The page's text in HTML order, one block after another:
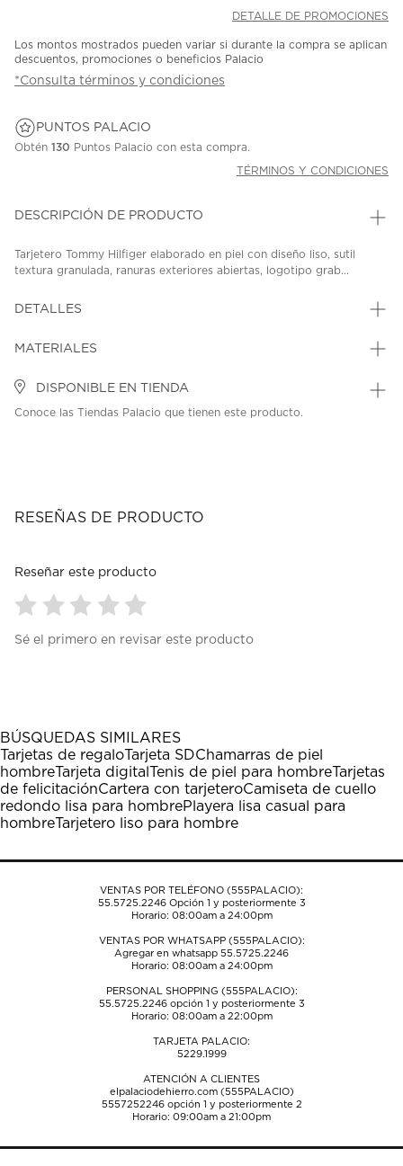
DETALLE DE PROMOCIONES
Los montos mostrados pueden variar si durante la compra se aplican
descuentos, promociones o beneficios Palacio
*Consulta términos y condiciones
PUNTOS PALACIO
Obtén 130 Puntos Palacio con esta compra.
TÉRMINOS Y CONDICIONES
DESCRIPCIÓN DE PRODUCTO
Tarjetero Tommy Hilfiger elaborado en piel con diseño liso, sutil
textura granulada, ranuras exteriores abiertas, logotipo grab...
DETALLES
MATERIALES
DISPONIBLE EN TIENDA
Conoce las Tiendas Palacio que tienen este producto.
RESEÑAS DE PRODUCTO
Reseñar este producto
para
1
estrella
Esta
acción
abrirá
el
formulario
envío.
para
estrellas.
Esta
acción
abrirá
el
formulario
envío.
para
estrellas.
Esta
acción
abrirá
el
formulario
envío.
para
estrellas.
Esta
acción
abrirá
el
formulario
envío.
para
estrellas.
Esta
acción
abrirá
el
formulario
envío.
Sé el primero en revisar este producto
BÚSQUEDAS SIMILARES
Tarjetas de regaloTarjeta SDChamarras de piel
hombreTarjeta digital Tenis de piel para hombreTarjetas
de felicitaciónCartera con tarjeteroCamiseta de cuello
redondo lisa para hombrePlayera lisa casual para
hombreTarjetero liso para hombre
VENTAS POR TELÉFONO (555PALACIO):
55.5725.2246Opción 1 y posteriormente 3
Horario: 08:00am a 24:00pm
VENTAS POR WHATSAPP (555PALACIO):
Agregar en whatsapp 55.5725.2246
Horario: 08:00am a 24:00pm
PERSONAL SHOPPING (555PALACIO):
55.5725.2246opción 1 y posteriormente 3
Horario: 08:00am a 22:00pm
TARJETA PALACIO:
5229.1999
ATENCIÓN A CLIENTES
elpalaciodehierro.com (555PALACIO)
5557252246opción 1 y posteriormente 2
Horario: 09:00am a 21:00pm